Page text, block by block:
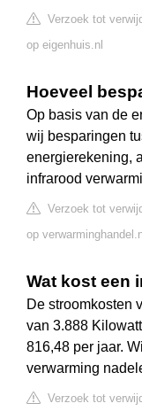
Verzoek tot
op eigenhuis.nl
Hoeveel
Op basis van de
wij besparingen
energierekening,
infrarood
Verzoek tot
op
Wat kost een
De stroomkosten
van 3.888
816,48 per jaar.
verwarming
Verzoek tot